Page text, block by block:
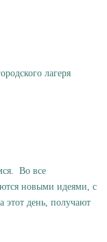
лагеря
Во все
новыми идеями, с
этот день, получают